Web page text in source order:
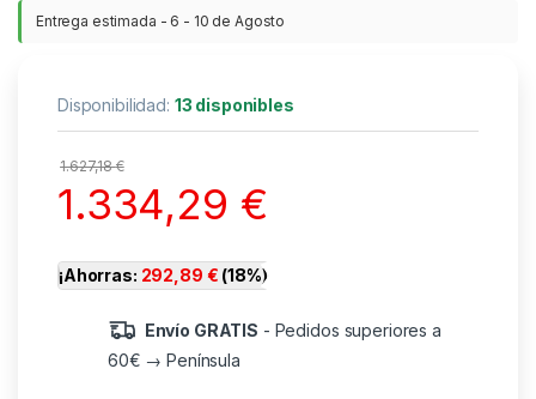
Entrega estimada - 6 - 10 de Agosto
Disponibilidad: 13 disponibles
1.627,18€
1.334,29 €
¡Ahorras: 292,89 € (18%)
Envío GRATIS - Pedidos superiores a
60€ → Península